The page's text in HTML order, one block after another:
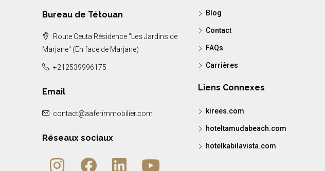
Bureau de Tétouan
Route Ceuta Résidence "Les Jardins de
Marjane" (En face de Marjane)
+212539996175
Email
contact@aaferimmobilier.com
Réseaux sociaux
Blog
Contact
FAQs
Carrières
Liens Connexes
kirees.com
hoteltamudabeach.com
hotelkabilavista.com